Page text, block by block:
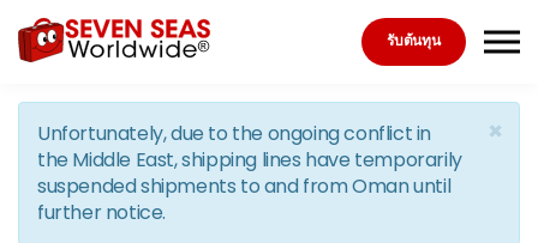
Skip to the content
รับต้นทุน
×
Unfortunately, due to the ongoing conflict in
the Middle East, shipping lines have temporarily
suspended shipments to and from Oman until
further notice.